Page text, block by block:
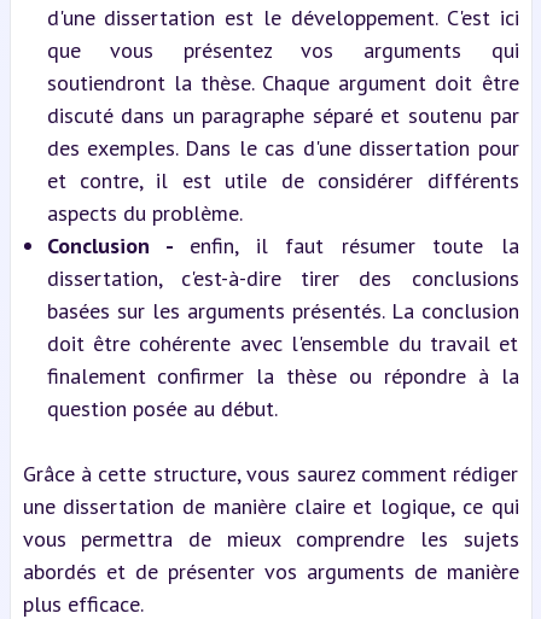
d'une dissertation est le développement. C'est ici
que vous présentez vos arguments qui
soutiendront la thèse. Chaque argument doit être
discuté dans un paragraphe séparé et soutenu par
des exemples. Dans le cas d'une dissertation pour
et contre, il est utile de considérer différents
aspects du problème.
Conclusion - enfin, il faut résumer toute la
dissertation, c'est-à-dire tirer des conclusions
basées sur les arguments présentés. La conclusion
doit être cohérente avec l'ensemble du travail et
finalement confirmer la thèse ou répondre à la
question posée au début.
Grâce à cette structure, vous saurez comment rédiger
une dissertation de manière claire et logique, ce qui
vous permettra de mieux comprendre les sujets
abordés et de présenter vos arguments de manière
plus efficace.